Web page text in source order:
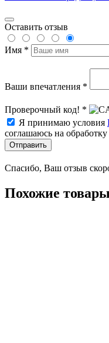
Оставить отзыв
Имя *
Ваши впечатления *
Проверочный код! *
Я принимаю условия
соглашаюсь на
Отправить
Спасибо, Ваш отзыв
Похожие товары